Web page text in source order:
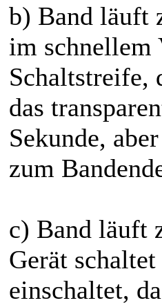
b) Band läuft
im schnellem
Schaltstreife,
das
Sekunde,
zum
c) Band läuft
Gerät
einschaltet,